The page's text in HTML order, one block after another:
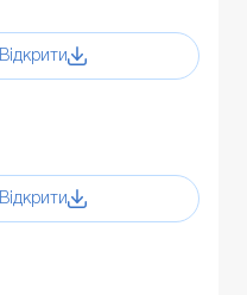
Відкрити
Відкрити